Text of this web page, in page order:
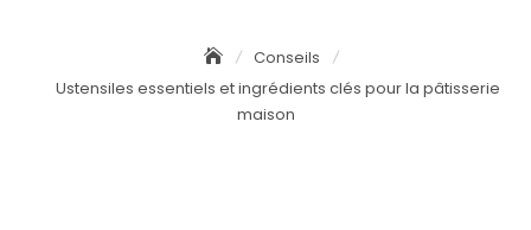
Conseils
Ustensiles essentiels et ingrédients clés pour la pâtisserie
maison